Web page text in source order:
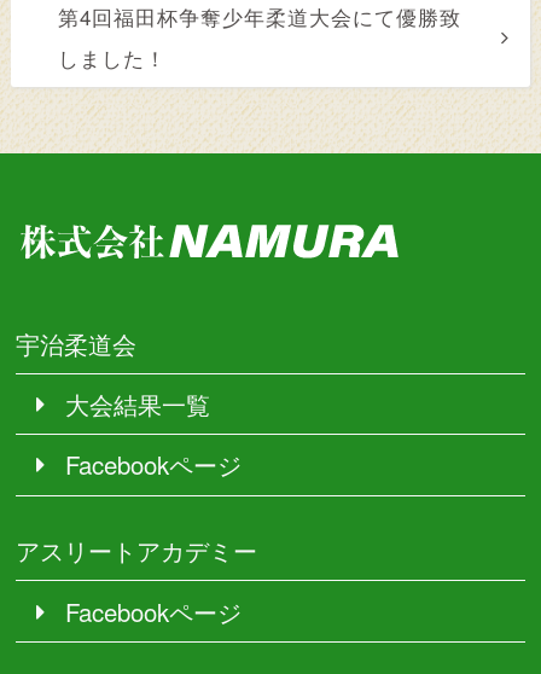
第4回福田杯争奪少年柔道大会にて優勝致
しました！
宇治柔道会
大会結果一覧
Facebookページ
アスリートアカデミー
Facebookページ